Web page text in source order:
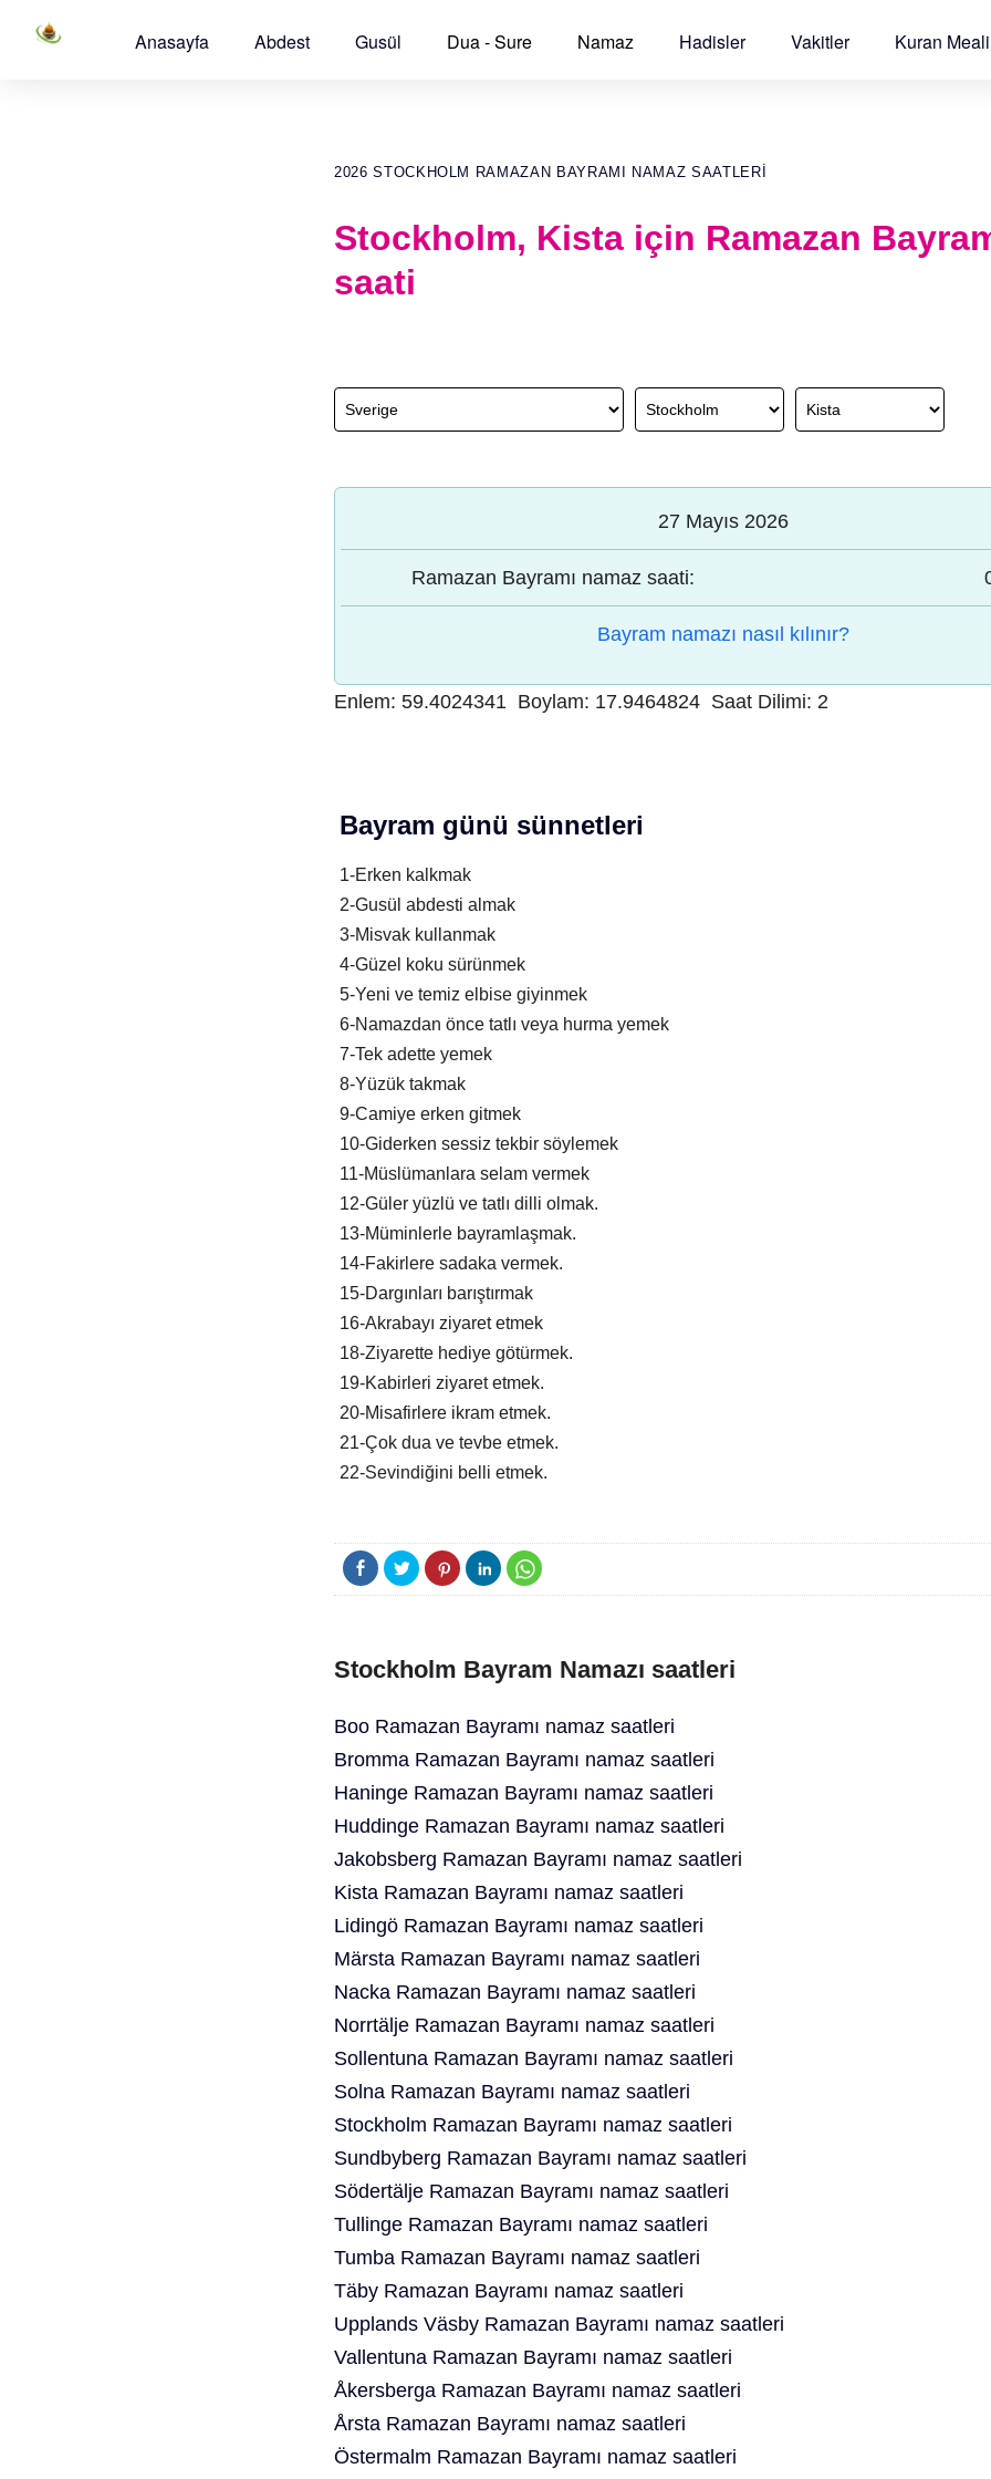
Anasayfa Abdest Gusül Dua - Sure Namaz Hadisler Vakitler Kuran Meali
2026 STOCKHOLM RAMAZAN BAYRAMI NAMAZ SAATLERI
Stockholm, Kista için Ramazan
saati
27 Mayıs 2026
Ramazan Bayramı namaz saati:
Bayram namazı nasıl kılınır?
Enlem: 59.4024341 Boylam: 17.9464824 Saat Dilimi: 2
Bayram günü sünnetleri
1-Erken kalkmak
2-Gusül abdesti almak
3-Misvak kullanmak
4-Güzel koku sürünmek
5-Yeni ve temiz elbise giyinmek
6-Namazdan önce tatlı veya hurma yemek
7-Tek adette yemek
8-Yüzük takmak
9-Camiye erken gitmek
10-Giderken sessiz tekbir söylemek
11-Müslümanlara selam vermek
12-Güler yüzlü ve tatlı dilli olmak.
13-Müminlerle bayramlaşmak.
14-Fakirlere sadaka vermek.
15-Dargınları barıştırmak
16-Akrabayı ziyaret etmek
18-Ziyarette hediye götürmek.
19-Kabirleri ziyaret etmek.
20-Misafirlere ikram etmek.
21-Çok dua ve tevbe etmek.
22-Sevindiğini belli etmek.
Stockholm Bayram Namazı saatleri
Boo Ramazan Bayramı namaz saatleri
Bromma Ramazan Bayramı namaz saatleri
Haninge Ramazan Bayramı namaz saatleri
Huddinge Ramazan Bayramı namaz saatleri
Jakobsberg Ramazan Bayramı namaz saatleri
Kista Ramazan Bayramı namaz saatleri
Lidingö Ramazan Bayramı namaz saatleri
Märsta Ramazan Bayramı namaz saatleri
Nacka Ramazan Bayramı namaz saatleri
Norrtälje Ramazan Bayramı namaz saatleri
Sollentuna Ramazan Bayramı namaz saatleri
Solna Ramazan Bayramı namaz saatleri
Stockholm Ramazan Bayramı namaz saatleri
Sundbyberg Ramazan Bayramı namaz saatleri
Södertälje Ramazan Bayramı namaz saatleri
Tullinge Ramazan Bayramı namaz saatleri
Tumba Ramazan Bayramı namaz saatleri
Täby Ramazan Bayramı namaz saatleri
Upplands Väsby Ramazan Bayramı namaz saatleri
Vallentuna Ramazan Bayramı namaz saatleri
Åkersberga Ramazan Bayramı namaz saatleri
Årsta Ramazan Bayramı namaz saatleri
Östermalm Ramazan Bayramı namaz saatleri